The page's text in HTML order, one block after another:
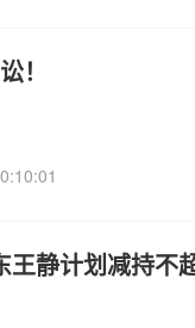
！
静计划减持不